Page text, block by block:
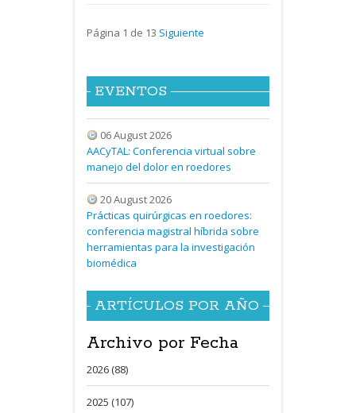
Página 1 de 13 Siguiente
EVENTOS
06 August 2026
AACyTAL: Conferencia virtual sobre
manejo del dolor en roedores
20 August 2026
Prácticas quirúrgicas en roedores:
conferencia magistral híbrida sobre
herramientas para la investigación
biomédica
ARTÍCULOS POR AÑO
Archivo por Fecha
2026 (88)
2025 (107)